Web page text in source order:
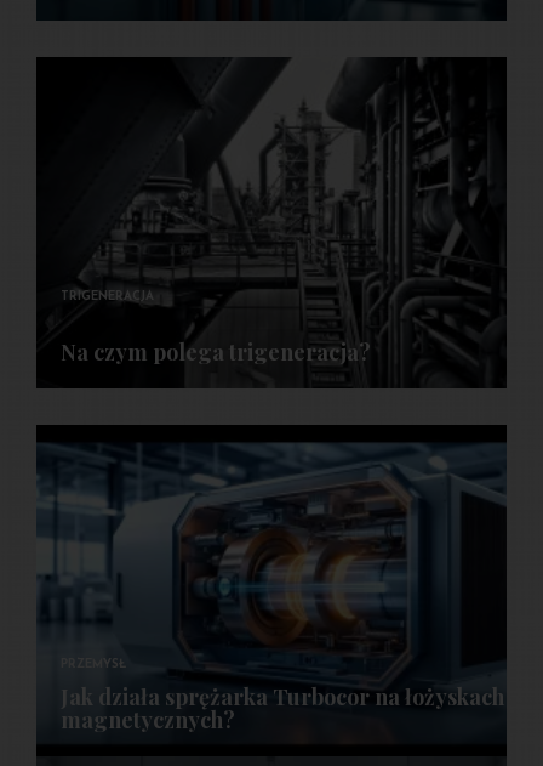
TRIGENERACJA
Na czym polega trigeneracja?
PRZEMYSŁ
Jak działa sprężarka Turbocor na łożyskach
magnetycznych?